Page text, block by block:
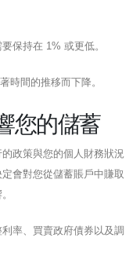
保持在 1% 或更低。
時間的推移而下降。
您的儲蓄
政策與您的個人財務狀況
會對您從儲蓄賬戶中賺取
率、買賣政府債券以及調